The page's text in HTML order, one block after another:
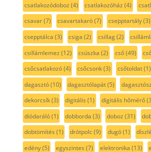
csatlakozódoboz (4) csatlakozóház (4)
csavar(7) csavartakaró(7) csepptartály(3)
csepptálca (3) csiga (2) csillag(2)
csillámlemez (12) csúszka (2) cső(49)
csőcsatlakozó(4) csőcsonk(3) csőtoldat(1)
dagasztó(10) dagasztólapát(5)
dekorcsík(3) digitális (1) digitális hőmérő
diódaráló(1) dobborda (3) doboz (31)
dobtömítés (1) drótpolc(9) dugó(1)
edény(5) egyszintes (7) elektronika (13)